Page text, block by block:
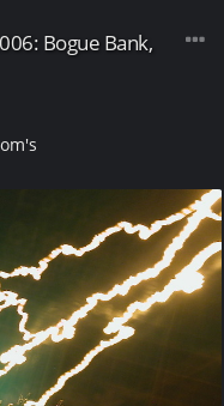
Bogue Bank,